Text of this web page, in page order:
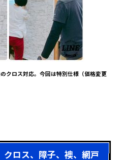
ロス対応。今回は特別仕様（価格変更
ロス、障子、襖、網戸